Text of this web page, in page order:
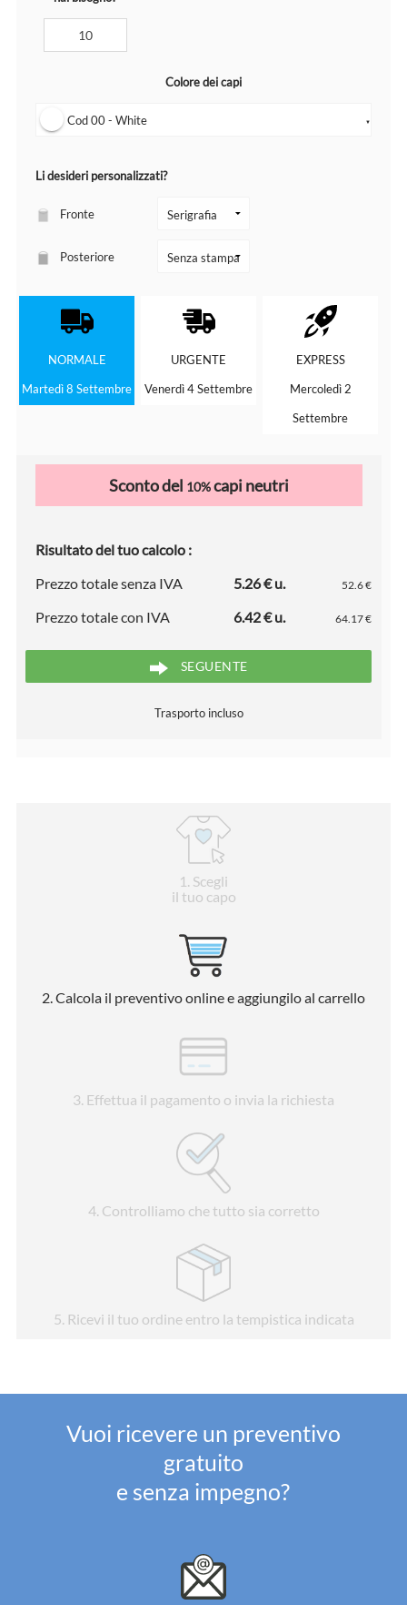
Colore dei capi
Cod 00 - White ▼
Li desideri personalizzati?
Fronte
Posteriore
NORMALE
Martedì 8 Settembre
URGENTE
Venerdì 4 Settembre
EXPRESS
Mercoledì 2
Settembre
Sconto del 10%capi neutri
Risultato del tuo calcolo :
Prezzo totale senza IVA
5.26 € u. 52.6 €
Prezzo totale con IVA 6.42 € u. 64.17 €
SEGUENTE
Trasporto incluso
1 . Scegli
il tuo capo
2. Calcola il preventivo online e aggiungilo al carrello
3 . Effettua il pagamento o invia la richiesta
4. Controlliamo che tutto sia corretto
5 . Ricevi il tuo ordine entro la tempistica indicata
Vuoi ricevere un preventivo
gratuito
e senza impegno?